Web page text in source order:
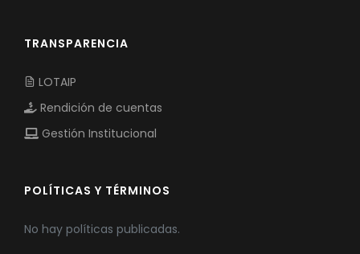
TRANSPARENCIA
LOTAIP
Rendición de cuentas
Gestión Institucional
POLÍTICAS Y TÉRMINOS
No hay políticas publicadas.